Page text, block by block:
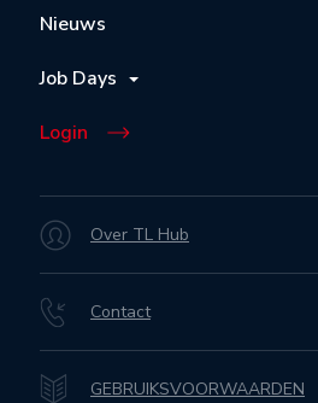
Nieuws
Job Days
Login
Over TL Hub
Contact
GEBRUIKSVOORWAARDEN